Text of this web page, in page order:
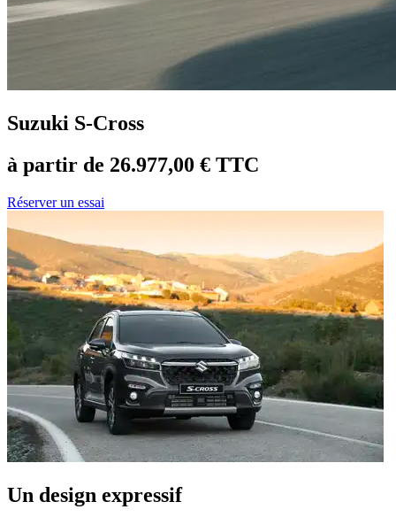
Suzuki S-Cross
à partir de 26.977,00 € TTC
Réserver un essai
Un design expressif